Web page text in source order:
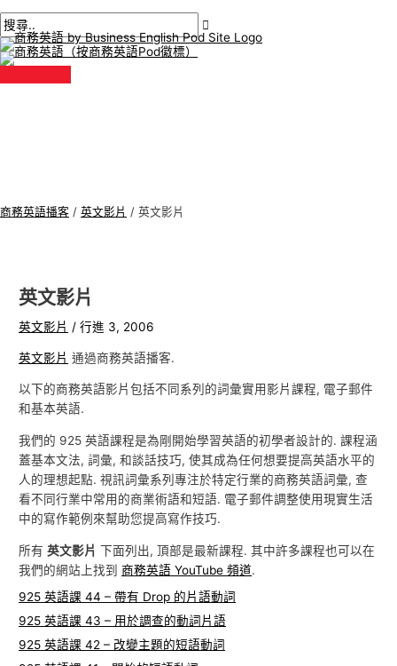
至
內
容
選
商務英語播客 / 英文影片 / 英文影片
英文影片
英文影片 /行進 3, 2006
英文影片 通過商務英語播客.
以下的商務英語影片包括不同系列的詞彙實用影片課程, 電子郵件
和基本英語.
我們的 925 英語課程是為剛開始學習英語的初學者設計的. 課程涵
蓋基本文法, 詞彙, 和談話技巧, 使其成為任何想要提高英語水平的
人的理想起點. 視訊詞彙系列專注於特定行業的商務英語詞彙, 查
看不同行業中常用的商業術語和短語. 電子郵件調整使用現實生活
中的寫作範例來幫助您提高寫作技巧.
所有英文影片 下面列出, 頂部是最新課程. 其中許多課程也可以在
我們的網站上找到商務英語 YouTube 頻道.
925 英語課 44 – 帶有 Drop 的片語動詞
925 英語課 43 – 用於調查的動詞片語
925 英語課 42 – 改變主題的短語動詞
文
導
航
此
輸
入。.
名
*
子
郵
件
*
商
務
英
語
搜
尋
: